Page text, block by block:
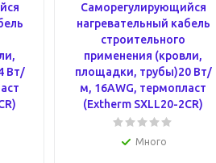
Вт/
Саморегулирующийся
нагревательный кабель
строительного
применения (кровли,
площадки, трубы)20 Вт/
м, 16AWG, термопласт
(Extherm SXLL20-2CR)
Много